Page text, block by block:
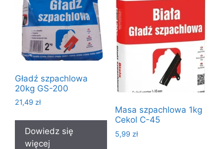
Gładź szpachlowa
20kg GS-200
21,49 zł
Dowiedz się
więcej
Masa szpachlowa 1kg
Cekol C-45
5,99 zł